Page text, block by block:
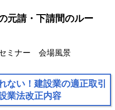
元請・下請間のルー
ない！建設業の適正取引
業法改正内容